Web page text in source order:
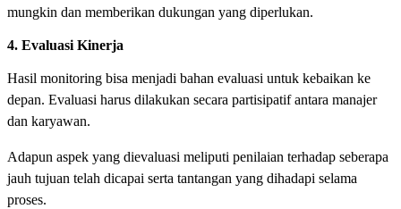
mungkin dan memberikan dukungan yang diperlukan.
4. Evaluasi Kinerja
Hasil monitoring bisa menjadi bahan evaluasi untuk kebaikan ke
depan. Evaluasi harus dilakukan secara partisipatif antara manajer
dan karyawan.
Adapun aspek yang dievaluasi meliputi penilaian terhadap seberapa
jauh tujuan telah dicapai serta tantangan yang dihadapi selama
proses.